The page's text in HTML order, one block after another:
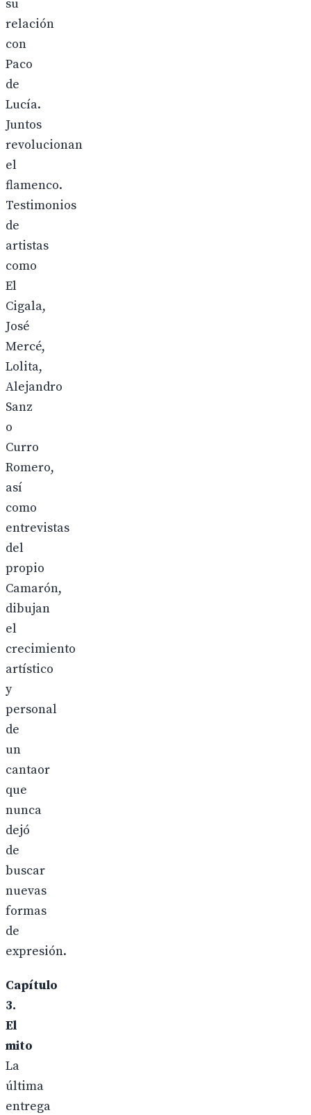
su
relación
con
Paco
de
Lucía.
Juntos
revolucionan
el
flamenco.
Testimonios
de
artistas
como
El
Cigala,
José
Mercé,
Lolita,
Alejandro
Sanz
o
Curro
Romero,
así
como
entrevistas
del
propio
Camarón,
dibujan
el
crecimiento
artístico
y
personal
de
un
cantaor
que
nunca
dejó
de
buscar
nuevas
formas
de
expresión.
Capítulo
3.
El
mito
La
última
entrega